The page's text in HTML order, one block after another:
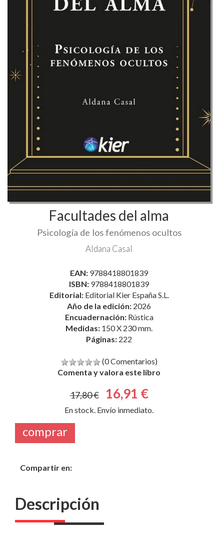
Facultades del alma
Psicología de los fenómenos ocultos
ISBN:9788418801839
Editorial:Editorial Kier España S.L.
Año de la edición:2026
Encuadernación:Rústica
Medidas:150 X 230 mm.
Páginas:222
Comenta y valora este libro
16,91 €
En stock. Envío inmediato.
comprar
Descripción